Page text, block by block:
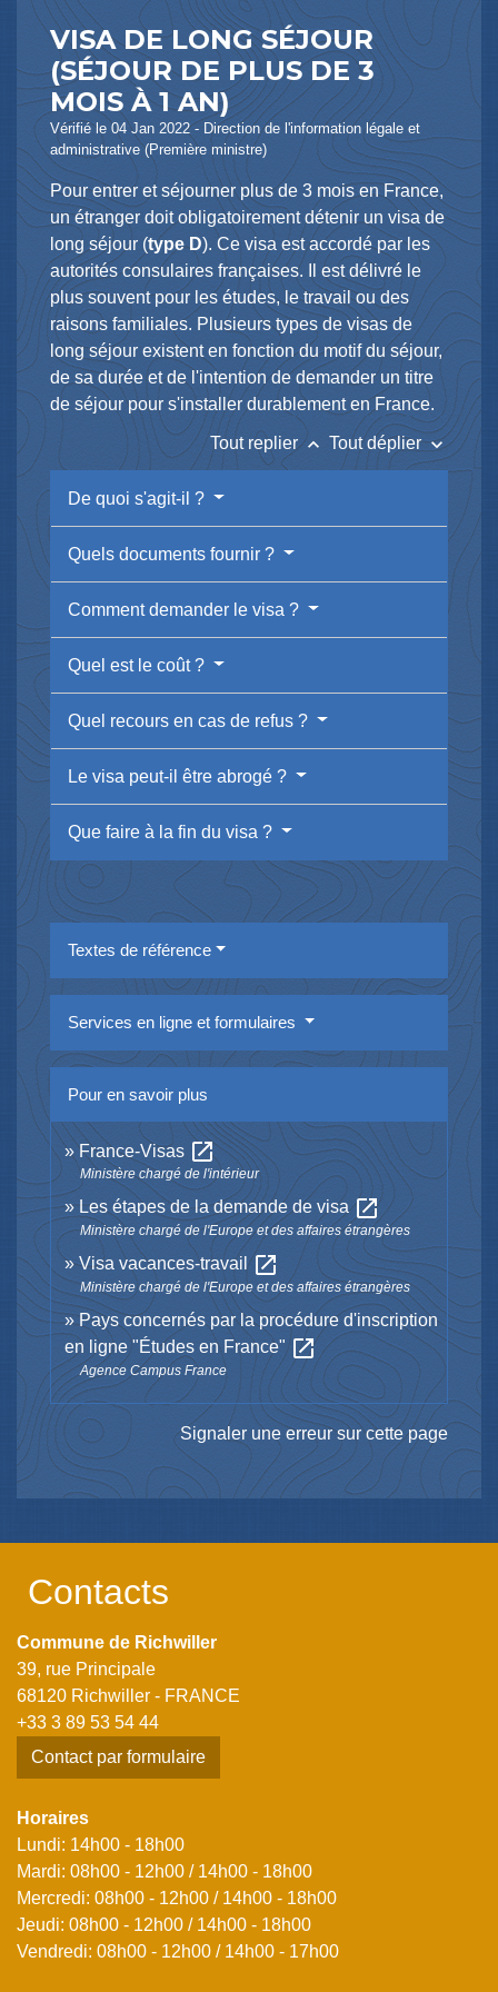
VISA DE LONG SÉJOUR
(SÉJOUR DE PLUS DE 3
MOIS À 1 AN)
Vérifié le 04 Jan 2022 - Direction de l'information légale et
administrative (Première ministre)
Pour entrer et séjourner plus de 3 mois en France,
un étranger doit obligatoirement détenir un visa de
long séjour (type D). Ce visa est accordé par les
autorités consulaires françaises. Il est délivré le
plus souvent pour les études, le travail ou des
raisons familiales. Plusieurs types de visas de
long séjour existent en fonction du motif du séjour,
de sa durée et de l'intention de demander un titre
de séjour pour s'installer durablement en France.
Tout replierkeyboard_arrow_up Tout déplierkeyboard_arrow_down
De quoi s'agit-il ?
Quels documents fournir ?
Comment demander le visa ?
Quel est le coût ?
Quel recours en cas de refus ?
Le visa peut-il être abrogé ?
Que faire à la fin du visa ?
Textes de référence
Services en ligne et formulaires
Pour en savoir plus
France-Visas open_in_new
Ministère chargé de l'intérieur
Les étapes de la demande de visaopen_in_new
Ministère chargé de l'Europe et des affaires étrangères
Visa vacances-travailopen_in_new
Ministère chargé de l'Europe et des affaires étrangères
Pays concernés par la procédure d'inscription
en ligne "Études en France"open_in_new
Agence Campus France
Signaler une erreur sur cette page
Contacts
Commune de Richwiller
39, rue Principale
68120 Richwiller - FRANCE
+33 3 89 53 54 44
Contact par formulaire
Horaires
Lundi: 14h00 - 18h00
Mardi: 08h00 - 12h00 / 14h00 - 18h00
Mercredi: 08h00 - 12h00 / 14h00 - 18h00
Jeudi: 08h00 - 12h00 / 14h00 - 18h00
Vendredi: 08h00 - 12h00 / 14h00 - 17h00